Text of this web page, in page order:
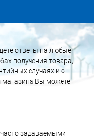
ответы на любые
получения товара,
случаях и о
магазина Вы можете
задаваемыми